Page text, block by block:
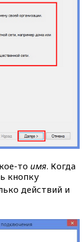
тоимя. Когда
кнопку
действий и